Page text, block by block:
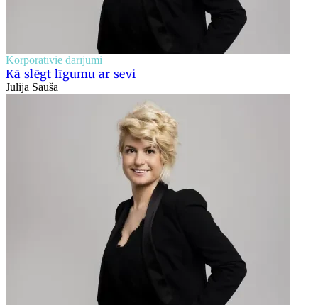
Korporatīvie darījumi
Kā slēgt līgumu ar sevi
Jūlija Sauša